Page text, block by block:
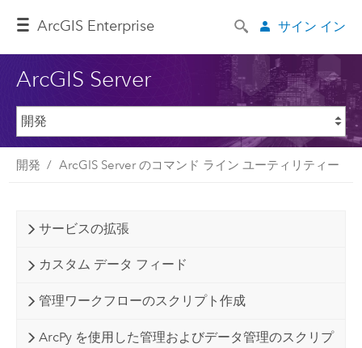
ArcGIS Enterprise サイン イン
ArcGIS Server
開発 ArcGIS Server のコマンド ライン ユーティリティー
サービスの拡張
カスタム データ フィード
管理ワークフローのスクリプト作成
ArcPy を使用した管理およびデータ管理のスクリプ